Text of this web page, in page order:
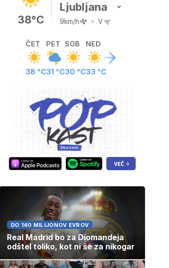
38°C
Ljubljana
9km/h V
ČET
38 °C
PET
31 °C
SOB
30 °C
NED
33 °C
DO 140 MILIJONOV EVROV
Real Madrid bo za Diomandeja
odštel toliko, kot ni še za nikogar